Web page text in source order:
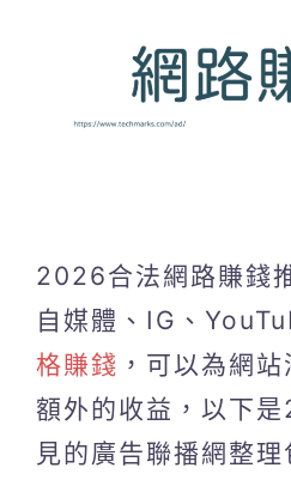
2026合法網路賺錢
自媒體、IG、
格賺錢 ，可以為網
額外的收益，以下
見的廣告聯播網整理